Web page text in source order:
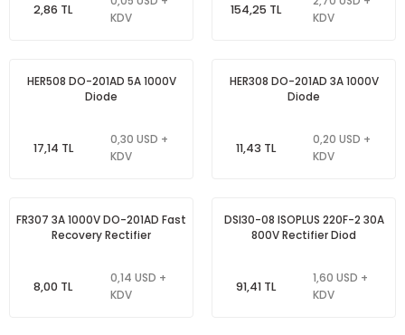
2,86 TL
KDV
154,25 TL
KDV
HER508 DO-201AD 5A 1000V
Diode
17,14 TL
0,30 USD +
KDV
HER308 DO-201AD 3A 1000V
Diode
11,43 TL
0,20 USD +
KDV
FR307 3A 1000V DO-201AD Fast
Recovery Rectifier
8,00 TL
0,14 USD +
KDV
DSI30-08 ISOPLUS 220F-2 30A
800V Rectifier Diod
91,41 TL
1,60 USD +
KDV